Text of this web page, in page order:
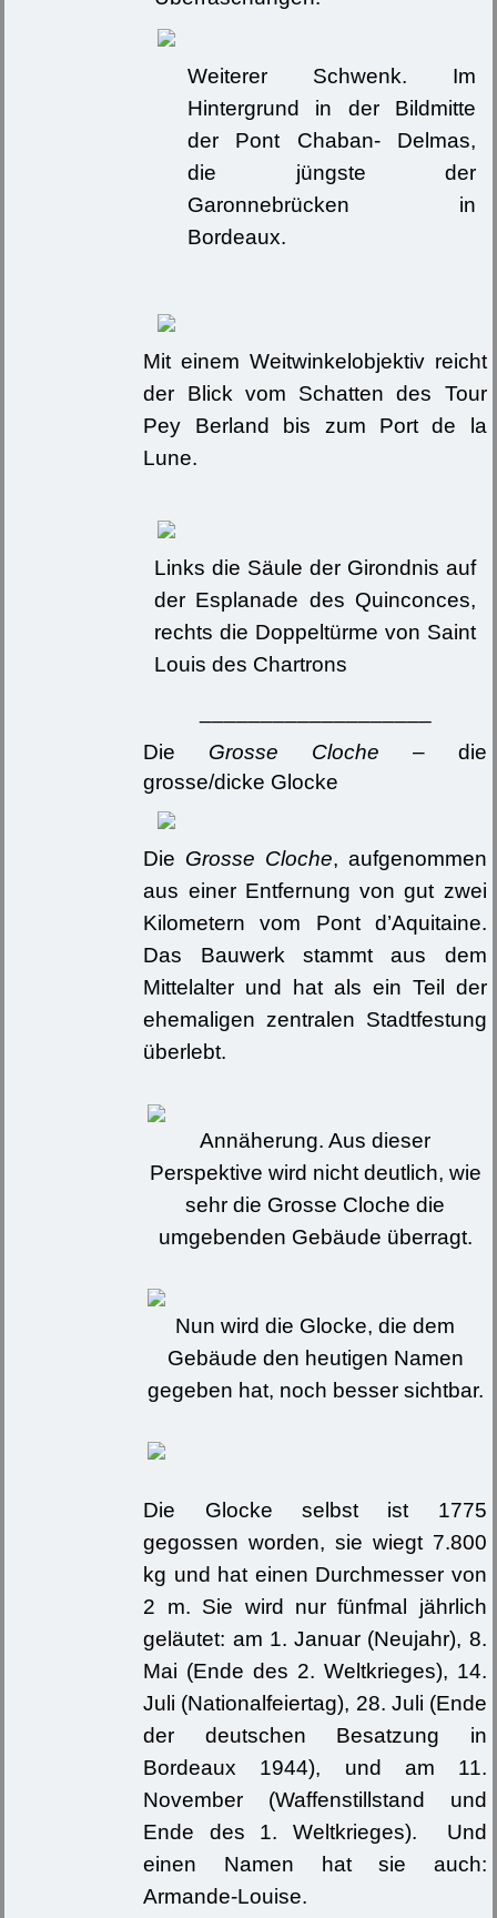
Weiterer Schwenk. Im
Hintergrund in der Bildmitte
der Pont Chaban- Delmas,
die jüngste der
Garonnebrücken in
Bordeaux.
Mit einem Weitwinkelobjektiv reicht
der Blick vom Schatten des Tour
Pey Berland bis zum Port de la
Lune.
Links die Säule der Girondnis auf
der Esplanade des Quinconces,
rechts die Doppeltürme von Saint
Louis des Chartrons
Die Grosse Cloche – die
grosse/dicke Glocke
Die Grosse Cloche, aufgenommen
aus einer Entfernung von gut zwei
Kilometern vom Pont d’Aquitaine.
Das Bauwerk stammt aus dem
Mittelalter und hat als ein Teil der
ehemaligen zentralen Stadtfestung
überlebt.
Annäherung. Aus dieser
Perspektive wird nicht deutlich, wie
sehr die Grosse Cloche die
umgebenden Gebäude überragt.
Nun wird die Glocke, die dem
Gebäude den heutigen Namen
gegeben hat, noch besser sichtbar.
Die Glocke selbst ist 1775
gegossen worden, sie wiegt 7.800
kg und hat einen Durchmesser von
2 m. Sie wird nur fünfmal jährlich
geläutet: am 1. Januar (Neujahr), 8.
Mai (Ende des 2. Weltkrieges), 14.
Juli (Nationalfeiertag), 28. Juli (Ende
der deutschen Besatzung in
Bordeaux 1944), und am 11.
November (Waffenstillstand und
Ende des 1. Weltkrieges). Und
einen Namen hat sie auch:
Armande-Louise.